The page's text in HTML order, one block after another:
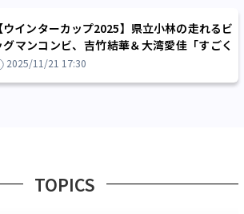
【ウインターカップ2025】県立小林の走れるビ
グマンコンビ、吉竹結華＆大湾愛佳「すごく
いのにそれが楽しい」
2025/11/21 17:30
TOPICS